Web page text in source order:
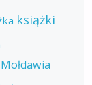
książki
Mołdawia